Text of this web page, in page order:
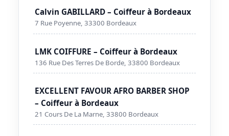
Calvin GABILLARD – Coiffeur à Bordeaux
7 Rue Poyenne, 33300 Bordeaux
LMK COIFFURE – Coiffeur à Bordeaux
136 Rue Des Terres De Borde, 33800 Bordeaux
EXCELLENT FAVOUR AFRO BARBER SHOP
– Coiffeur à Bordeaux
21 Cours De La Marne, 33800 Bordeaux